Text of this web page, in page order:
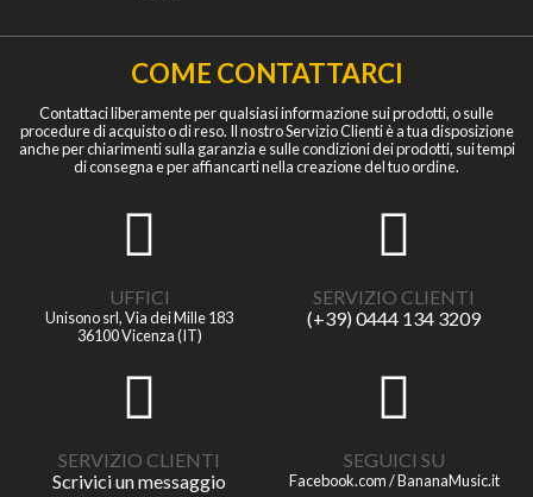
COME CONTATTARCI
Contattaci liberamente per qualsiasi informazione sui prodotti, o sulle
procedure di acquisto o di reso. Il nostro Servizio Clienti è a tua disposizione
anche per chiarimenti sulla garanzia e sulle condizioni dei prodotti, sui tempi
di consegna e per affiancarti nella creazione del tuo ordine.
UFFICI
Unisono srl, Via dei Mille 183
36100 Vicenza (IT)
SERVIZIO CLIENTI
(+39) 0444 134 3209
SERVIZIO CLIENTI
Scrivici un messaggio
SEGUICI SU
Facebook.com / BananaMusic.it